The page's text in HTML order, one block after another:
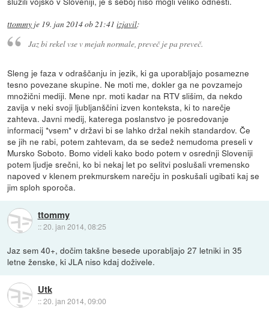
ttommy je 19. jan 2014 ob 21:41 izjavil:
Jaz bi rekel vse v mejah normale, preveč je pa preveč.
Sleng je faza v odraščanju in jezik, ki ga uporabljajo posamezne
tesno povezane skupine. Ne moti me, dokler ga ne povzamejo
množični mediji. Mene npr. moti kadar na RTV slišim, da nekdo
zavija v neki svoji ljubljanščini izven konteksta, ki to narečje
zahteva. Javni medij, katerega poslanstvo je posredovanje
informacij *vsem* v državi bi se lahko držal nekih standardov. Če
se jih ne rabi, potem zahtevam, da se sedež nemudoma preseli v
Mursko Soboto. Bomo videli kako bodo potem v osrednji Sloveniji
potem ljudje srečni, ko bi nekaj let po selitvi poslušali vremensko
napoved v klenem prekmurskem narečju in poskušali ugibati kaj se
jim sploh sporoča.
ttommy
::20. jan 2014, 08:25
Jaz sem 40+, dočim takšne besede uporabljajo 27 letniki in 35
letne ženske, ki JLA niso kdaj doživele.
Utk
::20. jan 2014, 09:00